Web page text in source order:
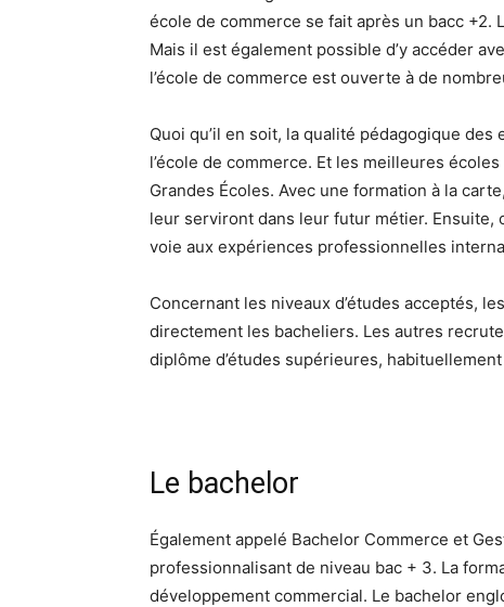
école de commerce se fait après un bacc +2.
Mais il est également possible d’y accéder
l’école de commerce est ouverte à de
Quoi qu’il en soit, la qualité pédagogique
l’école de commerce. Et les meilleures
Grandes Écoles. Avec une formation à la
leur serviront dans leur futur métier. Ensuite,
voie aux expériences professionnelles
Concernant les niveaux d’études acceptés,
directement les bacheliers. Les autres
diplôme d’études supérieures,
Le bachelor
Également appelé Bachelor Commerce et
professionnalisant de niveau bac + 3. La
développement commercial. Le bachelor